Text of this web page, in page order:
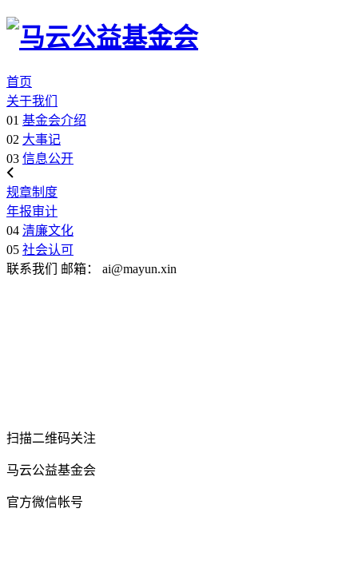
首页
关于我们
01 基金会介绍
02 大事记
03 信息公开
规章制度
年报审计
04 清廉文化
05 社会认可
联系我们
邮箱： ai@mayun.xin
扫描二维码关注
马云公益基金会
官方微信帐号